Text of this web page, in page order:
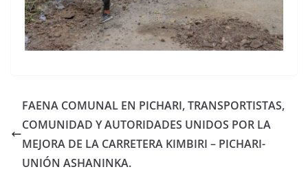
FAENA COMUNAL EN PICHARI, TRANSPORTISTAS,
COMUNIDAD Y AUTORIDADES UNIDOS POR LA
MEJORA DE LA CARRETERA KIMBIRI – PICHARI-
UNIÓN ASHANINKA.